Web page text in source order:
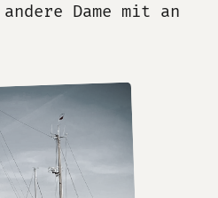
Dame mit an